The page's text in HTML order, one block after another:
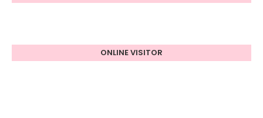
ONLINE VISITOR